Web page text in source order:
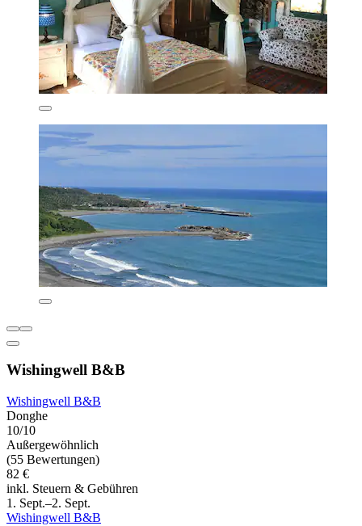
Wishingwell B&B
Wishingwell B&B
Donghe
10/10
Außergewöhnlich
(55 Bewertungen)
82 €
inkl. Steuern & Gebühren
1. Sept.–2. Sept.
Wishingwell B&B